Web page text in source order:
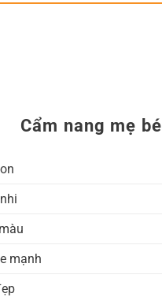
Cẩm nang mẹ bé
mạnh